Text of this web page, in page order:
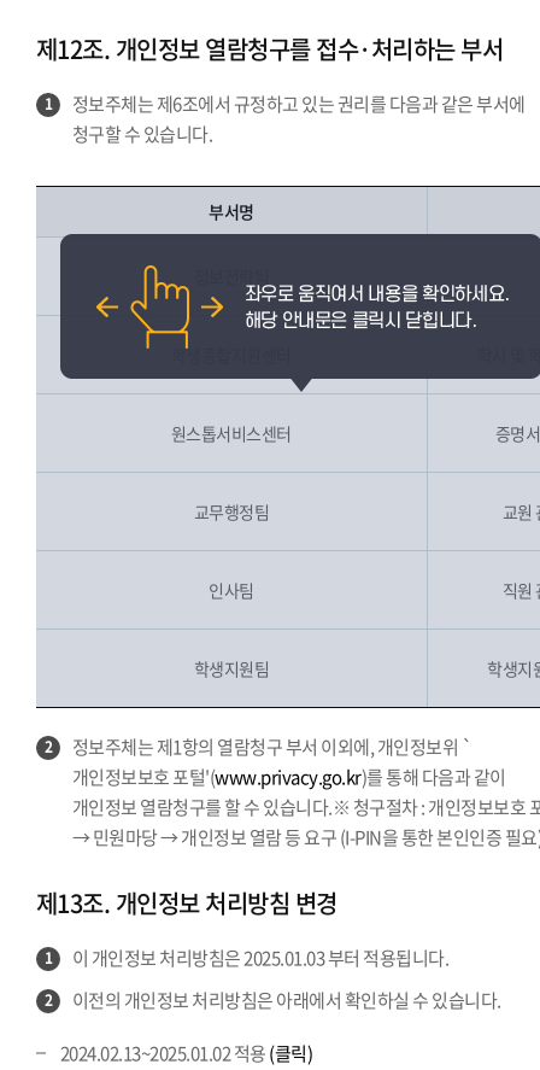
제12조. 개인정보 열람청구를 접수·처리하는 부서
1
정보주체는 제6조에서 규정하고 있는 권리를 다음과 같은 부서에
청구할 수 있습니다.
부서명
학생종합지원센터
원스톱서비스센터 증명
교무행정팀 교원
인사팀 직원
학생지원팀 학생지
2
정보주체는 제1항의 열람청구 부서 이외에, 개인정보위 `
개인정보보호 포털'(www.privacy.go.kr)를 통해 다음과 같이
개인정보 열람청구를 할 수 있습니다.※ 청구절차 : 개인정보보호
→ 민원마당 → 개인정보 열람 등 요구 (I-PIN을 통한 본인인증 필
제13조. 개인정보 처리방침 변경
1 이 개인정보 처리방침은 2025.01.03 부터 적용됩니다.
2
이전의 개인정보 처리방침은 아래에서 확인하실 수 있습니다.
2024.02.13~2025.01.02 적용(클릭)